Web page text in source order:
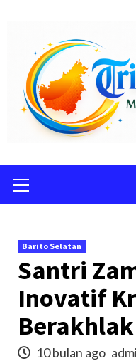
content
Menu
Barito Selatan
Santri
Inovatif
10 bulan ago